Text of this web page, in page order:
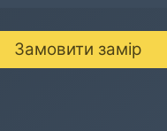
Замовити замір